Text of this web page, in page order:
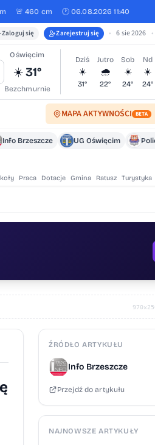
🚨 460 cm 🕐 06.08.2026 11:40
Zaloguj się Zarejestruj się • 6 sie 2026 •
Oświęcim
☀️31°
Bezchmurnie
Dziś
☀️
31°
Jutro
🌧️
22°
Sob
☀️
24°
Nd
☀️
24°
MAPA AKTYWNOŚCI BETA
Info Brzeszcze UG Oświęcim
Praca Dotacje Gmina Ratusz Turystyka
ŹRÓDŁO ARTYKUŁU
Info Brzeszcze
Przejdź do artykułu
NAJNOWSZE ARTYKUŁY